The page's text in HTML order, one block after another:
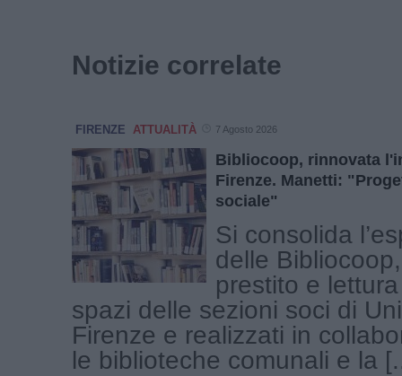
Notizie correlate
FIRENZE ATTUALITÀ 7 Agosto 2026
Bibliocoop, rinnovata
Firenze. Manetti:
sociale"
Si consolida
delle
prestito e
spazi delle sezioni soci di
Firenze e realizzati in
le biblioteche comunali e la